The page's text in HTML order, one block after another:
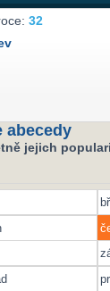
32
abecedy
jejich